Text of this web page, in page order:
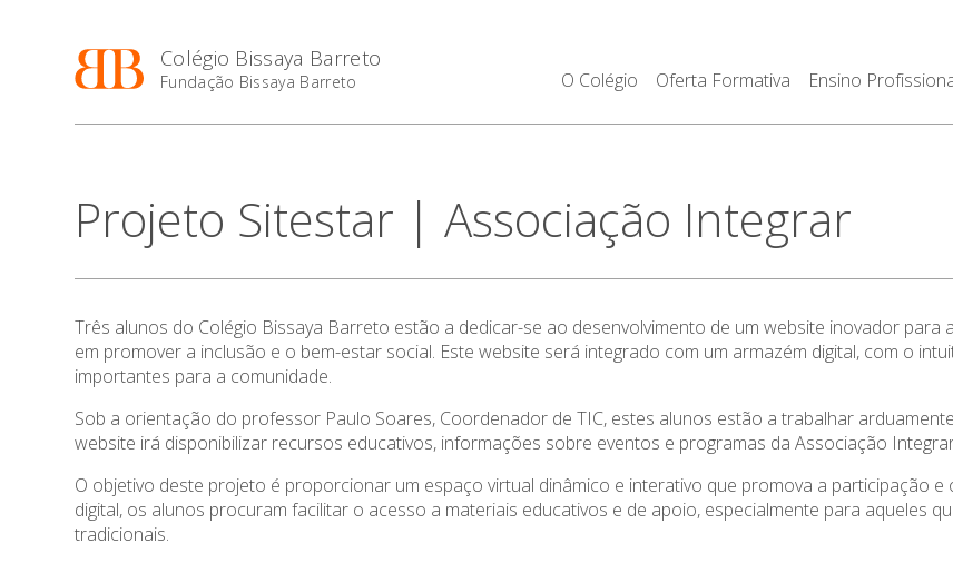
Colégio Bissaya Barreto
Fundação Bissaya Barreto O Colégio Oferta Formativa Ensino
Projeto Sitestar | Associação Integrar
Três alunos do Colégio Bissaya Barreto estão a dedicar-se ao desenvolvimento de um website inovador
em promover a inclusão e o bem-estar social. Este website será integrado com um armazém digital, com o
importantes para a comunidade.
Sob a orientação do professor Paulo Soares, Coordenador de TIC, estes alunos estão a trabalhar
website irá disponibilizar recursos educativos, informações sobre eventos e programas da Associação
O objetivo deste projeto é proporcionar um espaço virtual dinâmico e interativo que promova a participação
digital, os alunos procuram facilitar o acesso a materiais educativos e de apoio, especialmente para aqueles
tradicionais.